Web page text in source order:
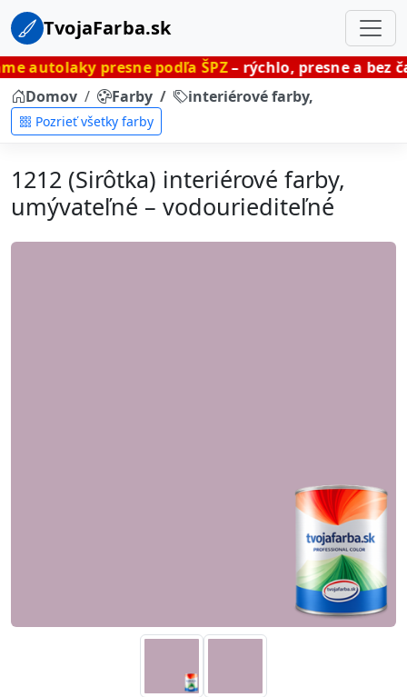
TvojaFarba.sk
presne podľa ŠPZ– rýchlo, presne a bez čakania.
Domov
Farby interiérové farby,
Pozrieť všetky farby
1212 (Sirôtka) interiérové farby,
umývateľné – vodouriediteľné